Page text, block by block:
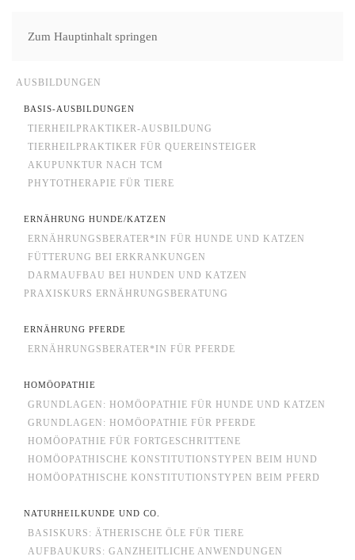
Zum Hauptinhalt springen
AUSBILDUNGEN
BASIS-AUSBILDUNGEN
TIERHEILPRAKTIKER-AUSBILDUNG
TIERHEILPRAKTIKER FÜR QUEREINSTEIGER
AKUPUNKTUR NACH TCM
PHYTOTHERAPIE FÜR TIERE
ERNÄHRUNG HUNDE/KATZEN
ERNÄHRUNGSBERATER*IN FÜR HUNDE UND KATZEN
FÜTTERUNG BEI ERKRANKUNGEN
DARMAUFBAU BEI HUNDEN UND KATZEN
PRAXISKURS ERNÄHRUNGSBERATUNG
ERNÄHRUNG PFERDE
ERNÄHRUNGSBERATER*IN FÜR PFERDE
HOMÖOPATHIE
GRUNDLAGEN: HOMÖOPATHIE FÜR HUNDE UND KATZEN
GRUNDLAGEN: HOMÖOPATHIE FÜR PFERDE
HOMÖOPATHIE FÜR FORTGESCHRITTENE
HOMÖOPATHISCHE KONSTITUTIONSTYPEN BEIM HUND
HOMÖOPATHISCHE KONSTITUTIONSTYPEN BEIM PFERD
NATURHEILKUNDE UND CO.
BASISKURS: ÄTHERISCHE ÖLE FÜR TIERE
AUFBAUKURS: GANZHEITLICHE ANWENDUNGEN